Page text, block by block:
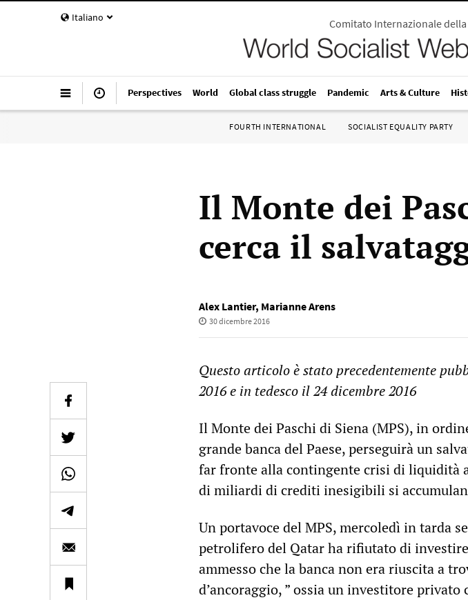
Italiano Comitato Internazionale
Perspectives World Global class struggle Pandemic Arts & Culture
FOURTH INTERNATIONAL SOCIALIST EQUALITY PARTY
Il Monte dei
cerca il
Alex Lantier, Marianne Arens
30 dicembre 2016
Questo articolo è stato precedentemente
2016 e in tedesco il 24 dicembre 2016
Il Monte dei Paschi di Siena (MPS), in
grande banca del Paese, perseguirà un
far fronte alla contingente crisi di liquidità
di miliardi di crediti inesigibili si
Un portavoce del MPS, mercoledì in tarda
petrolifero del Qatar ha rifiutato di
ammesso che la banca non era riuscita a
d’ancoraggio, ” ossia un investitore